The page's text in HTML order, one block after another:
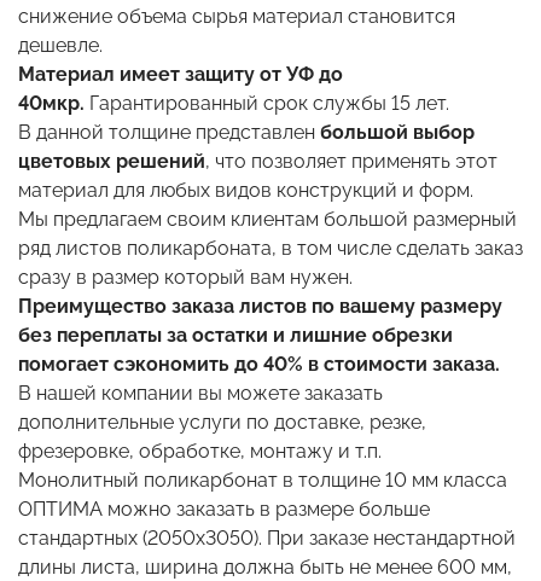
снижение объема сырья материал становится
дешевле.
Материал имеет защиту от УФ до
40мкр. Гарантированный срок службы 15 лет.
В данной толщине представлен большой выбор
цветовых решений, что позволяет применять этот
материал для любых видов конструкций и форм.
Мы предлагаем своим клиентам большой размерный
ряд листов поликарбоната, в том числе сделать заказ
сразу в размер который вам нужен.
Преимущество заказа листов по вашему размеру
без переплаты за остатки и лишние обрезки
помогает сэкономить до 40% в стоимости заказа.
В нашей компании вы можете заказать
дополнительные услуги по доставке, резке,
фрезеровке, обработке, монтажу и т.п.
Монолитный поликарбонат в толщине 10 мм класса
ОПТИМА можно заказать в размере больше
стандартных (2050х3050). При заказе нестандартной
длины листа, ширина должна быть не менее 600 мм,